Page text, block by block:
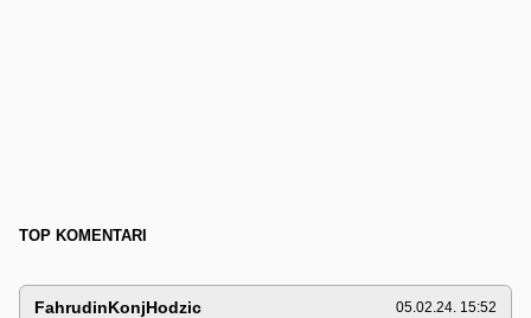
TOP KOMENTARI
FahrudinKonjHodzic 05.02.24. 15:52